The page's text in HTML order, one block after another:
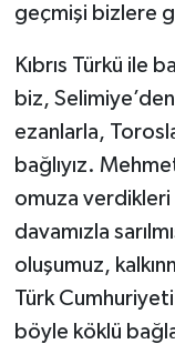
geçmişi bizlere
Kıbrıs Türkü ile
biz,
ezanlarla,
bağlıyız.
omuza
davamızla
oluşumuz,
Türk
böyle köklü